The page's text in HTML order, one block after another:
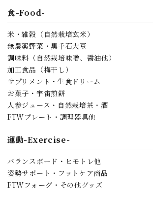
食-Food-
米・雑穀（自然栽培玄米）
無農薬野菜・黒千石大豆
調味料（自然栽培味噌、醤油他）
加工食品（梅干し）
サプリメント・生食ドリーム
お菓子・宇宙煎餅
人参ジュース・自然栽培茶・酒
FTWプレート・調理器具他
運動-Exercise-
バランスボード・ヒモトレ他
姿勢サポート・フットケア商品
FTWフォーグ・その他グッズ